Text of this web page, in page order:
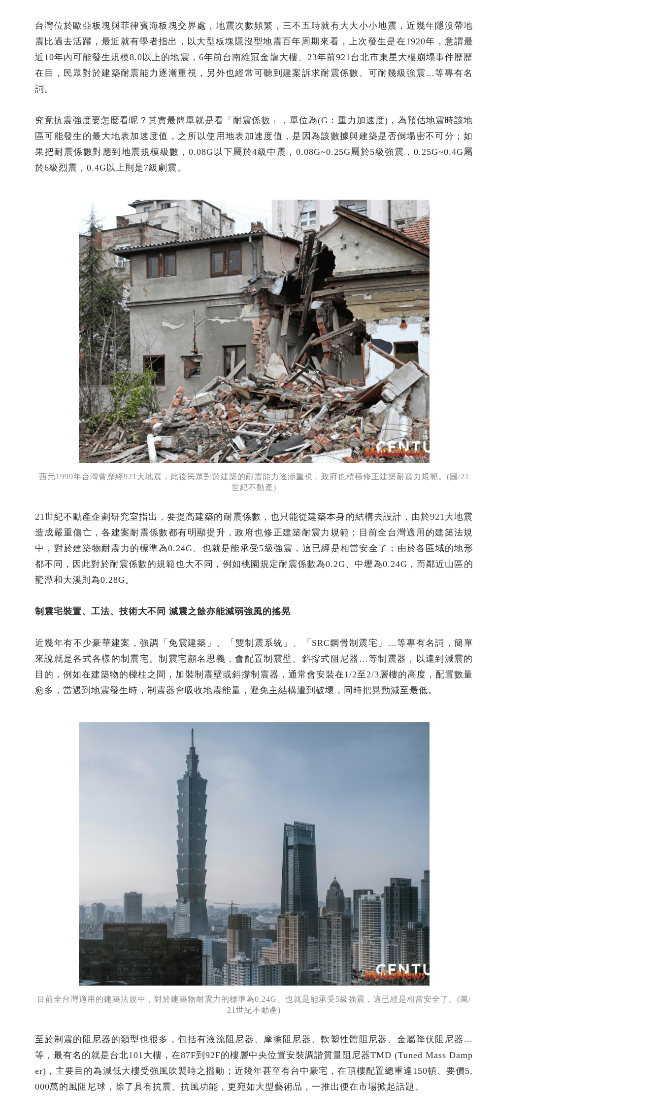
台灣位於歐亞板塊與菲律賓海板塊交界處，地震次數頻繁，三不五時就有大大小小地震，近幾年隱沒帶地
震比過去活躍，最近就有學者指出，以大型板塊隱沒型地震百年周期來看，上次發生是在1920年，意謂最
近10年內可能發生規模8.0以上的地震，6年前台南維冠金龍大樓、23年前921台北市東星大樓崩塌事件歷歷
在目，民眾對於建築耐震能力逐漸重視，另外也經常可聽到建案訴求耐震係數、可耐幾級強震…等專有名
詞。
究竟抗震強度要怎麼看呢？其實最簡單就是看「耐震係數」，單位為(G：重力加速度)，為預估地震時該地
區可能發生的最大地表加速度值，之所以使用地表加速度值，是因為該數據與建築是否倒塌密不可分；如
果把耐震係數對應到地震規模級數，0.08G以下屬於4級中震，0.08G~0.25G屬於5級強震，0.25G~0.4G屬
於6級烈震，0.4G以上則是7級劇震。
西元1999年台灣曾歷經921大地震，此後民眾對於建築的耐震能力逐漸重視，政府也積極修正建築耐震力規範。(圖/21
世紀不動產)
21世紀不動產企劃研究室指出，要提高建築的耐震係數，也只能從建築本身的結構去設計，由於921大地震
造成嚴重傷亡，各建案耐震係數都有明顯提升，政府也修正建築耐震力規範；目前全台灣適用的建築法規
中，對於建築物耐震力的標準為0.24G、也就是能承受5級強震，這已經是相當安全了；由於各區域的地形
都不同，因此對於耐震係數的規範也大不同，例如桃園規定耐震係數為0.2G、中壢為0.24G，而鄰近山區的
龍潭和大溪則為0.28G。
制震宅裝置、工法、技術大不同 減震之餘亦能減弱強風的搖晃
近幾年有不少豪華建案，強調「免震建築」、「雙制震系統」、「SRC鋼骨制震宅」…等專有名詞，簡單
來說就是各式各樣的制震宅。制震宅顧名思義，會配置制震壁、斜撐式阻尼器…等制震器，以達到減震的
目的，例如在建築物的樑柱之間，加裝制震壁或斜撐制震器，通常會安裝在1/2至2/3層樓的高度，配置數量
愈多，當遇到地震發生時，制震器會吸收地震能量，避免主結構遭到破壞，同時把晃動減至最低。
目前全台灣適用的建築法規中，對於建築物耐震力的標準為0.24G、也就是能承受5級強震，這已經是相當安全了。(圖/
21世紀不動產)
至於制震的阻尼器的類型也很多，包括有液流阻尼器、摩擦阻尼器、軟塑性體阻尼器、金屬降伏阻尼器…
等，最有名的就是台北101大樓，在87F到92F的樓層中央位置安裝調諧質量阻尼器TMD (Tuned Mass Damp
er)，主要目的為減低大樓受強風吹襲時之擺動；近幾年甚至有台中豪宅，在頂樓配置總重達150頓、要價5,
000萬的風阻尼球，除了具有抗震、抗風功能，更宛如大型藝術品，一推出便在市場掀起話題。